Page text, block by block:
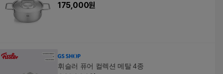
175,000원
휘슬러 퓨어 컬렉션 메탈 4종